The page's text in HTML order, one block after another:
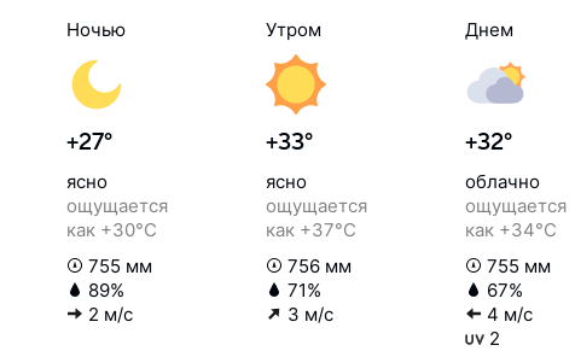
Ночью
+27°
ясно
ощущается
как +30°C
755 мм
89%
2 м/с
Утром
+33°
ясно
ощущается
как +37°C
756 мм
71%
3 м/с
Днем
+32°
облачно
ощущается
как +34°C
755 мм
67%
4 м/с
2